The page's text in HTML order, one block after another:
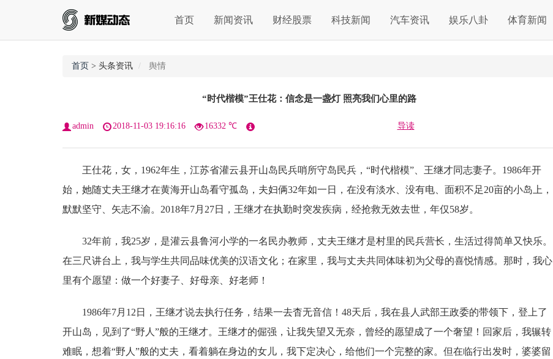
首页 新闻资讯 财经股票 科技新闻 汽车资讯 娱乐八卦 体育新闻
首页 > 头条资讯 舆情
“时代楷模”王仕花：信念是一盏灯 照亮我们心里的路
admin 2018-11-03 19:16:16 16332 ℃ 导读
王仕花，女，1962年生，江苏省灌云县开山岛民兵哨所守岛民兵，“时代楷模”、王继才同志妻子。1986年开
始，她随丈夫王继才在黄海开山岛看守孤岛，夫妇俩32年如一日，在没有淡水、没有电、面积不足20亩的小岛上，
默默坚守、矢志不渝。2018年7月27日，王继才在执勤时突发疾病，经抢救无效去世，年仅58岁。
32年前，我25岁，是灌云县鲁河小学的一名民办教师，丈夫王继才是村里的民兵营长，生活过得简单又快乐。
在三尺讲台上，我与学生共同品味优美的汉语文化；在家里，我与丈夫共同体味初为父母的喜悦情感。那时，我心
里有个愿望：做一个好妻子、好母亲、好老师！
1986年7月12日，王继才说去执行任务，结果一去杳无音信！48天后，我在县人武部王政委的带领下，登上了
开山岛，见到了“野人”般的王继才。王继才的倔强，让我失望又无奈，曾经的愿望成了一个奢望！回家后，我辗转
难眠，想着“野人”般的丈夫，看着躺在身边的女儿，我下定决心，给他们一个完整的家。但在临行出发时，婆婆留